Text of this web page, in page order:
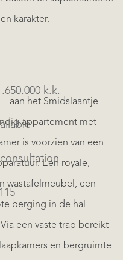
karakter.
aan het Smidslaantje -
appartement met
is voorzien van een
Een royale,
wastafelmeubel, een
berging in de hal
een vaste trap bereikt
en bergruimte
k.k.